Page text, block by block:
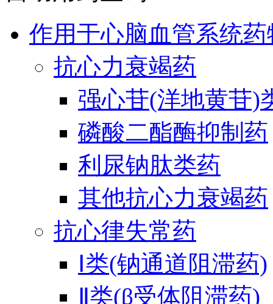
作用于心脑血管系统药
抗心力衰竭药
强心苷(洋地黄苷)
磷酸二酯酶抑制药
利尿钠肽类药
其他抗心力衰竭药
抗心律失常药
Ⅰ类(钠通道阻滞药)
Ⅱ类(β受体阻滞药)